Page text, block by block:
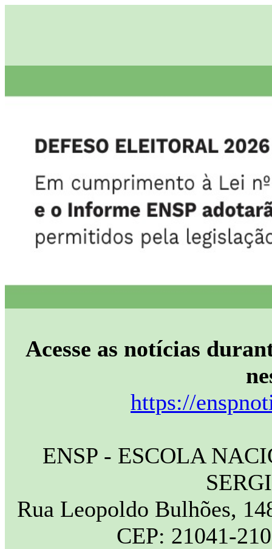
Acesse as notícias
https://
ENSP - ESCOLA
Rua Leopoldo Bulhões,
CEP: 21041-